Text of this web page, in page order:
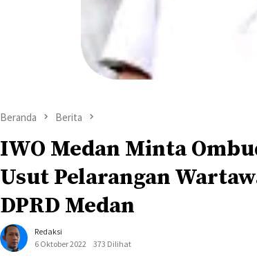
Beranda Berita
IWO Medan Minta
Usut Pelarangan
DPRD Medan
Redaksi
6 Oktober 2022
373 Dilihat